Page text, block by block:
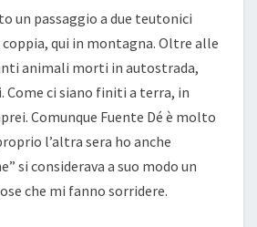
un passaggio a due teutonici
qui in montagna. Oltre alle
animali morti in autostrada,
ci siano finiti a terra, in
Comunque Fuente Dé è molto
l’altra sera ho anche
si considerava a suo modo un
che mi fanno sorridere.